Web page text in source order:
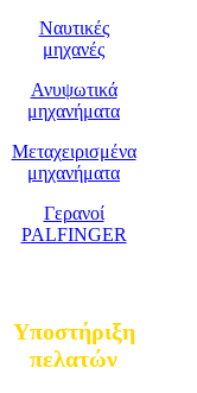
Ναυτικές
μηχανές
Ανυψωτικά
μηχανήματα
Μεταχειρισμένα
μηχανήματα
Γερανοί
PALFINGER
Υποστήριξη
πελατών